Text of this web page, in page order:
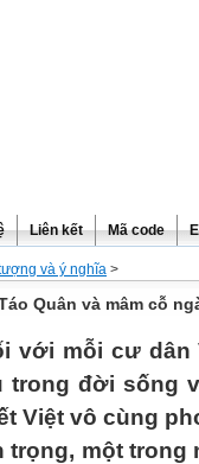
Liên kết Mã code
và ý nghĩa >
Quân và mâm cỗ
với mỗi cư dân
trong đời sống
Việt vô cùng
trọng, một trong